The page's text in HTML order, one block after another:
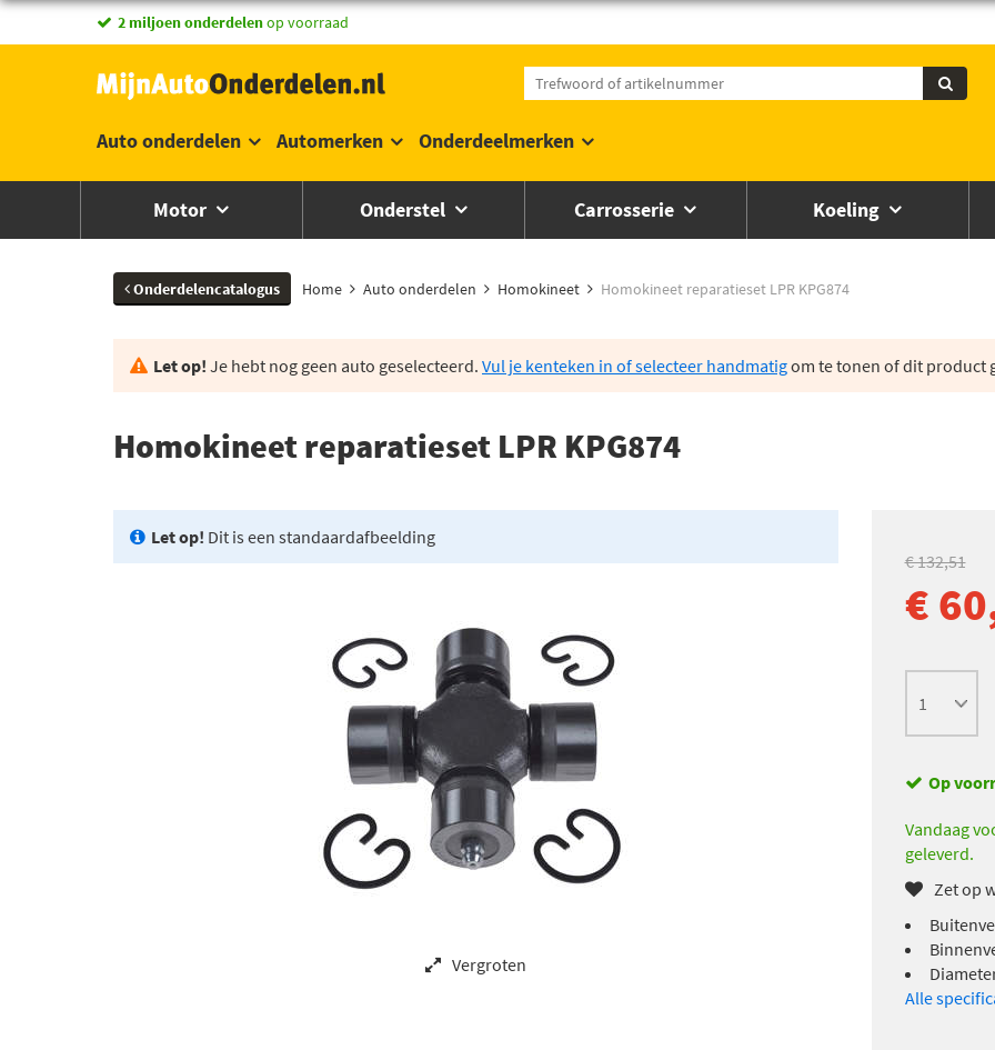
vandaag besteld,morgen in huis *
2 miljoen onderdelenop voorraad
Auto onderdelen Automerken Onderdeelmerken
Motor Onderstel Carrosserie Koeling
Onderdelencatalogus Home Auto onderdelen Homokineet Homokineet reparatieset LPR KPG874
Let op! Je hebt nog geen auto geselecteerd. Vul je kenteken in of selecteer handmatigom te tonen of dit product
Homokineet reparatieset LPR KPG874
Let op! Dit is een standaardafbeelding
Vergroten
€ 132,51
€
Op
Vandaag
geleverd.
Zet op
Alle